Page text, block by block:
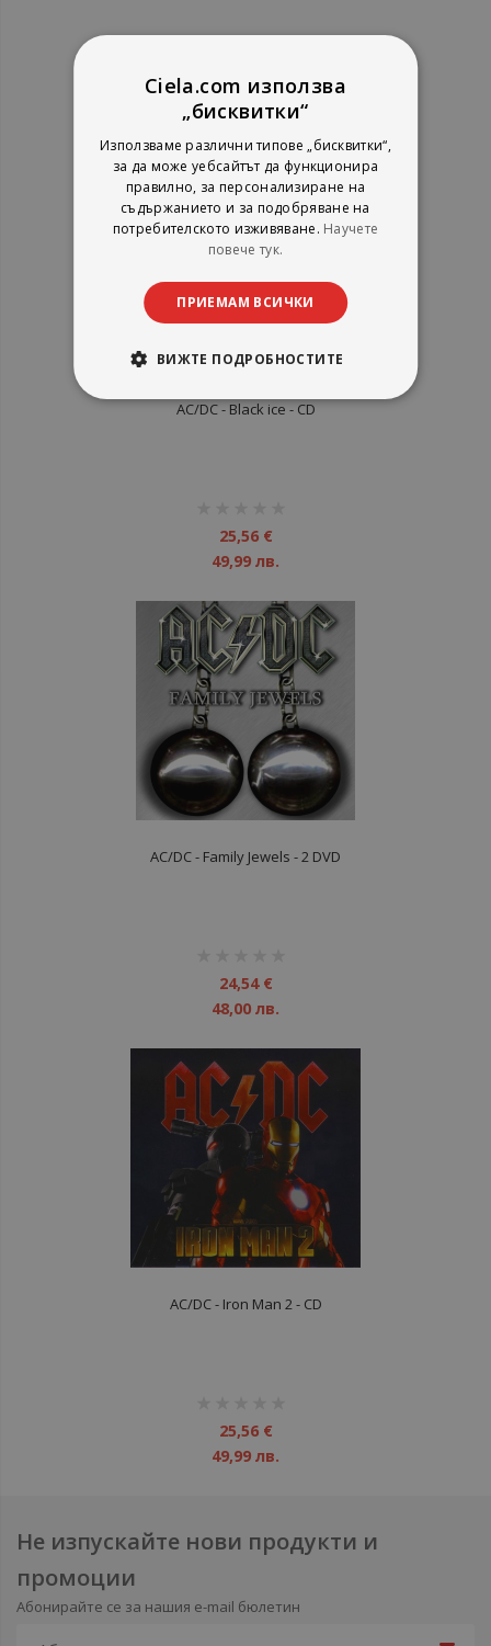
1%
9,71 €
18,99 лв.
AC/DC - Black ice - CD
25,56 €
49,99 лв.
AC/DC - Family Jewels - 2 DVD
24,54 €
48,00 лв.
AC/DC - Iron Man 2 - CD
25,56 €
49,99 лв.
Не изпускайте нови продукти и
промоции
Абонирайте се за нашия e-mail бюлетин
Ciela.com използва
„бисквитки“
Използваме различни типове „бисквитки“,
за да може уебсайтът да функционира
правилно, за персонализиране на
съдържанието и за подобряване на
потребителското изживяване. Научете
повече тук.
ПРИЕМАМ ВСИЧКИ
ВИЖТЕ ПОДРОБНОСТИТЕ